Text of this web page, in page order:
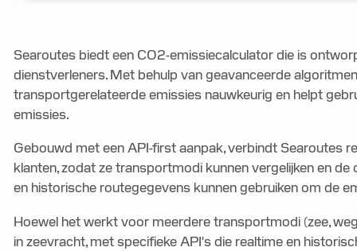
Searoutes biedt een CO2-emissiecalculator die is
dienstverleners. Met behulp van geavanceerde
transportgerelateerde emissies nauwkeurig en helpt
emissies.
Gebouwd met een API-first aanpak, verbindt Searoutes
klanten, zodat ze transportmodi kunnen vergelijken en
en historische routegegevens kunnen gebruiken om de
Hoewel het werkt voor meerdere transportmodi (zee,
in zeevracht, met specifieke API's die realtime en